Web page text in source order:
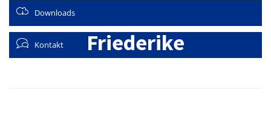
Downloads
Kontakt
Friederike